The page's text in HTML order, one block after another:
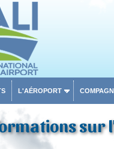
L'AÉROPORT
sur